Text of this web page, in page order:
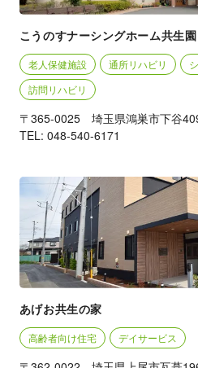
こうのすナーシングホーム共生園
老人保健施設 通所リハビリ
訪問リハビリ
〒365-0025 埼玉県鴻巣市下谷
TEL: 048-540-6171
あげお共生の家
高齢者向け住宅 デイサービス